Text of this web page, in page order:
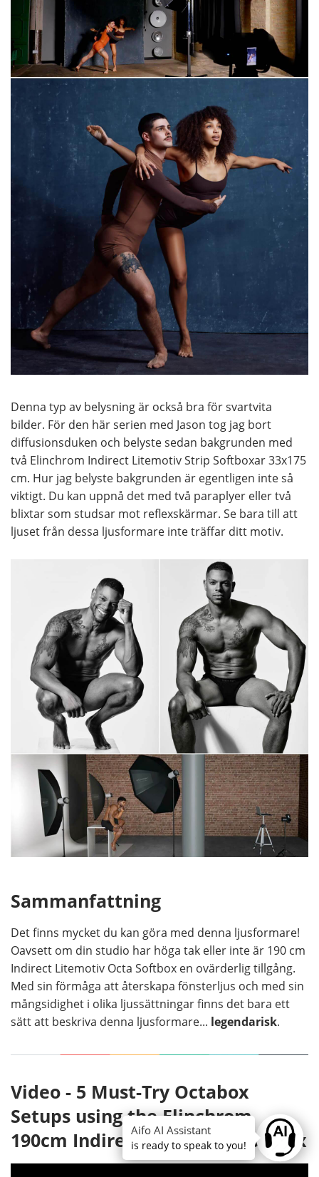
Denna typ av belysning är också bra för svartvita
bilder. För den här serien med Jason tog jag bort
diffusionsduken och belyste sedan bakgrunden med
två Elinchrom Indirect Litemotiv Strip Softboxar 33x175
cm. Hur jag belyste bakgrunden är egentligen inte så
viktigt. Du kan uppnå det med två paraplyer eller två
blixtar som studsar mot reflexskärmar. Se bara till att
ljuset från dessa ljusformare inte träffar ditt motiv.
Sammanfattning
Det finns mycket du kan göra med denna ljusformare!
Oavsett om din studio har höga tak eller inte är 190 cm
Indirect Litemotiv Octa Softbox en ovärderlig tillgång.
Med sin förmåga att återskapa fönsterljus och med sin
mångsidighet i olika ljussättningar finns det bara ett
sätt att beskriva denna ljusformare... legendarisk.
Video - 5 Must-Try Octabox
Setups using the Elinchrom
190cm Indirect Litemotiv Softbox
Ask
Aifo AI Assistant
is ready to speak to you!